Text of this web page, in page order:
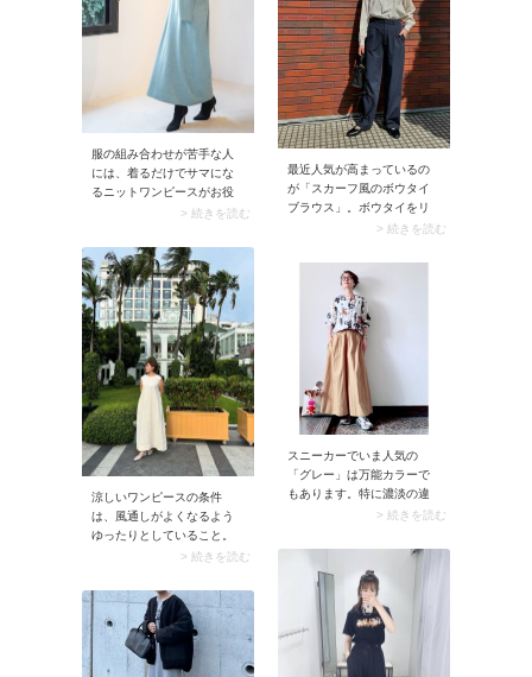
ングスカートに合わせると
きれいめに着こなせます
よ。
服の組み合わせが苦手な人
には、着るだけでサマにな
るニットワンピースがお役
立ち。冬のシーズンムード
ね備えているので50代の映
画館コーデにうってつけで
す。上品なデザインを選ぶ
とお出かけ感もグンとアッ
プ。
> 続きを読む
最近人気が高まっているの
が「スカーフ風のボウタイ
ブラウス」。ボウタイをリ
ボン状に結ばないデザイン
時短でコーデが完成する優
秀さです。 着こなしはワイ
ドパンツ合わせがおすす
め。40代50代の装いにしっ
くりマッチします。
> 続きを読む
涼しいワンピースの条件
は、風通しがよくなるよう
ゆったりとしていること。
そこで大人の女性には「リ
ンピース」がおすすめで
す。シャリッとしたリネン
生地は速乾性が高く夏にう
ってつけな上に、ハリ感が
あるため体型カバーにも効
> 続きを読む
スニーカーでいま人気の
「グレー」は万能カラーで
もあります。特に濃淡の違
うグレーが入ったスニーカ
たっぷり。スモーキーなグ
レーには落ち着いた雰囲気
があるので、50代女性が履
くスニーカーとしてうって
つけ。おまけに汚れも目立
たないからガンガン使えま
すよ。
> 続きを読む